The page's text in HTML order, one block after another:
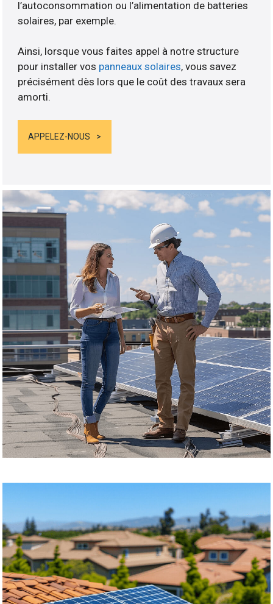
l’autoconsommation ou l’alimentation de batteries
solaires, par exemple.
Ainsi, lorsque vous faites appel à notre structure
pour installer vos panneaux solaires, vous savez
précisément dès lors que le coût des travaux sera
amorti.
APPELEZ-NOUS